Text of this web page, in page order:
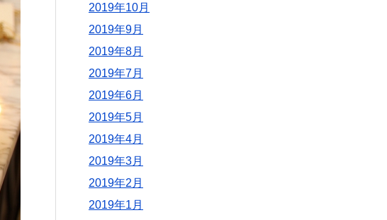
2019年10月
2019年9月
2019年8月
2019年7月
2019年6月
2019年5月
2019年4月
2019年3月
2019年2月
2019年1月